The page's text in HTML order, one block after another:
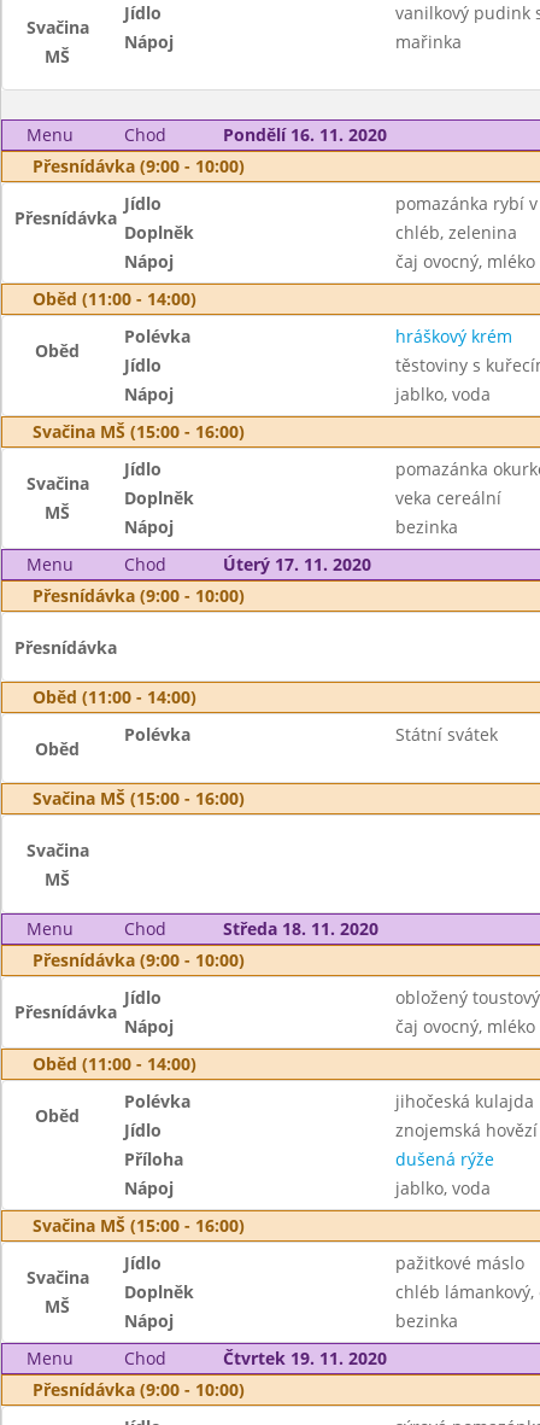
Svačina
MŠ
Jídlo
vanilkový pudink
Nápoj
mařinka
Menu Chod
Pondělí 16. 11. 2020
Přesnídávka (9:00 - 10:00)
Přesnídávka
Jídlo
pomazánka rybí
Doplněk
chléb, zelenina
Nápoj
čaj ovocný, mléko
Oběd (11:00 - 14:00)
Oběd
Polévka
hráškový krém
Jídlo
těstoviny s
Nápoj
jablko, voda
Svačina MŠ (15:00 - 16:00)
Svačina
MŠ
Jídlo
pomazánka
Doplněk
veka cereální
Nápoj
bezinka
Menu
Chod
Úterý 17. 11. 2020
Přesnídávka (9:00 - 10:00)
Přesnídávka
Oběd (11:00 - 14:00)
Oběd
Polévka Státní svátek
Svačina MŠ (15:00 - 16:00)
Svačina
MŠ
Menu Chod
Středa 18. 11. 2020
Přesnídávka (9:00 - 10:00)
Přesnídávka
Jídlo
obložený
Nápoj
čaj ovocný, mléko
Oběd (11:00 - 14:00)
Oběd
Polévka
jihočeská kulajda
Jídlo
znojemská
Příloha
dušená rýže
Nápoj
jablko, voda
Svačina MŠ (15:00 - 16:00)
Svačina
MŠ
Jídlo
pažitkové máslo
Doplněk
chléb lámankový,
Nápoj
bezinka
Menu
Chod
Čtvrtek 19. 11. 2020
Přesnídávka (9:00 - 10:00)